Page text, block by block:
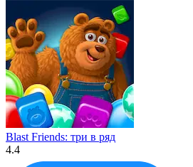
Blast Friends: три в ряд
4.4